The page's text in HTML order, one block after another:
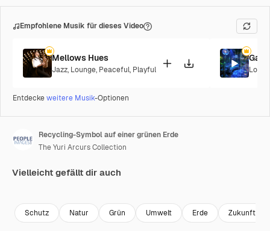
Empfohlene Musik für dieses Video
Mellows Hues
Jazz, Lounge, Peaceful, Playful
Entdeckeweitere Musik-Optionen
Recycling-Symbol auf einer grünen Erde
The Yuri Arcurs Collection
Vielleicht gefällt dir auch
Schutz Natur Grün Umwelt Erde Zukunft